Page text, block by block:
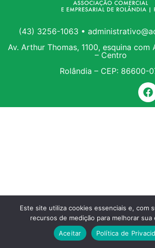
(43) 3256-1063 •
Av. Arthur Thomas, 1100, esquina com
– Centro
Rolândia – CEP: 86600-
Este site utiliza cookies essenciais e, com
recursos de medição para melhorar sua
Aceitar
Política de